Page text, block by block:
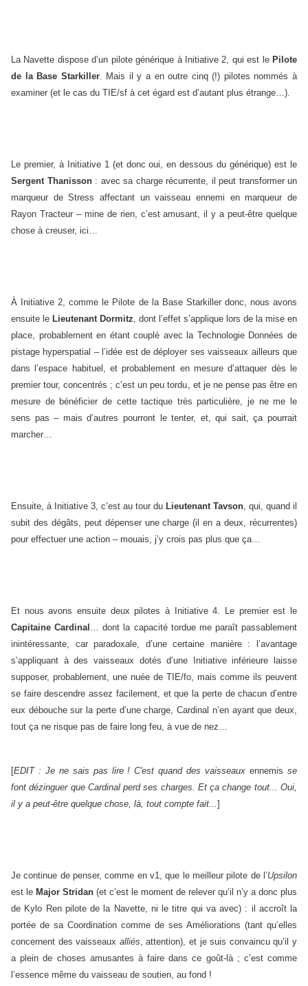
La Navette dispose d’un pilote générique à Initiative 2, qui est le Pilote
de la Base Starkiller. Mais il y a en outre cinq (!) pilotes nommés à
examiner (et le cas du TIE/sf à cet égard est d’autant plus étrange…).
Le premier, à Initiative 1 (et donc oui, en dessous du générique) est le
Sergent Thanisson: avec sa charge récurrente, il peut transformer un
marqueur de Stress affectant un vaisseau ennemi en marqueur de
Rayon Tracteur – mine de rien, c’est amusant, il y a peut-être quelque
chose à creuser, ici…
À Initiative 2, comme le Pilote de la Base Starkiller donc, nous avons
ensuite le Lieutenant Dormitz , dont l’effet s’applique lors de la mise en
place, probablement en étant couplé avec la Technologie Données de
pistage hyperspatial – l’idée est de déployer ses vaisseaux ailleurs que
dans l’espace habituel, et probablement en mesure d’attaquer dès le
premier tour, concentrés ; c’est un peu tordu, et je ne pense pas être en
mesure de bénéficier de cette tactique très particulière, je ne me le
sens pas – mais d’autres pourront le tenter, et, qui sait, ça pourrait
marcher…
Ensuite, à Initiative 3, c’est au tour du Lieutenant Tavson , qui, quand il
subit des dégâts, peut dépenser une charge (il en a deux, récurrentes)
pour effectuer une action – mouais, j’y crois pas plus que ça…
Et nous avons ensuite deux pilotes à Initiative 4. Le premier est le
Capitaine Cardinal
… dont la capacité tordue me paraît passablement
inintéressante, car paradoxale, d’une certaine manière : l’avantage
s’appliquant à des vaisseaux dotés d’une Initiative inférieure laisse
supposer, probablement, une nuée de TIE/fo, mais comme ils peuvent
se faire descendre assez facilement, et que la perte de chacun d’entre
eux débouche sur la perte d’une charge, Cardinal n’en ayant que deux,
tout ça ne risque pas de faire long feu, à vue de nez…
[EDIT : Je ne sais pas lire ! C'est quand des vaisseauxennemis se
font dézinguer que Cardinal perd ses charges. Et ça change tout... Oui,
il y a peut-être quelque chose, là, tout compte fait...]
Je continue de penser, comme en v1, que le meilleur pilote de l’Upsilon
est le Major Stridan (et c’est le moment de relever qu’il n’y a donc plus
de Kylo Ren pilote de la Navette, ni le titre qui va avec) : il accroît la
portée de sa Coordination comme de ses Améliorations (tant qu’elles
concernent des vaisseaux alliés, attention), et je suis convaincu qu’il y
a plein de choses amusantes à faire dans ce goût-là ; c’est comme
l’essence même du vaisseau de soutien, au fond !